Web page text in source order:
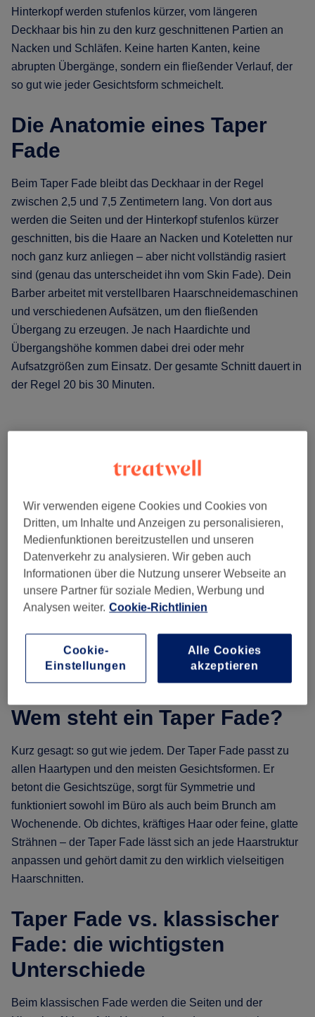
Hinterkopf werden stufenlos kürzer, vom längeren
Deckhaar bis hin zu den kurz geschnittenen Partien an
Nacken und Schläfen. Keine harten Kanten, keine
abrupten Übergänge, sondern ein fließender Verlauf, der
so gut wie jeder Gesichtsform schmeichelt.
Die Anatomie eines Taper
Fade
Beim Taper Fade bleibt das Deckhaar in der Regel
zwischen 2,5 und 7,5 Zentimetern lang. Von dort aus
werden die Seiten und der Hinterkopf stufenlos kürzer
geschnitten, bis die Haare an Nacken und Koteletten nur
noch ganz kurz anliegen – aber nicht vollständig rasiert
sind (genau das unterscheidet ihn vom Skin Fade). Dein
Barber arbeitet mit verstellbaren Haarschneidemaschinen
und verschiedenen Aufsätzen, um den fließenden
Übergang zu erzeugen. Je nach Haardichte und
Übergangshöhe kommen dabei drei oder mehr
Aufsatzgrößen zum Einsatz. Der gesamte Schnitt dauert in
der Regel 20 bis 30 Minuten.
Wem steht ein Taper Fade?
Kurz gesagt: so gut wie jedem. Der Taper Fade passt zu
allen Haartypen und den meisten Gesichtsformen. Er
betont die Gesichtszüge, sorgt für Symmetrie und
funktioniert sowohl im Büro als auch beim Brunch am
Wochenende. Ob dichtes, kräftiges Haar oder feine, glatte
Strähnen – der Taper Fade lässt sich an jede Haarstruktur
anpassen und gehört damit zu den wirklich vielseitigen
Haarschnitten.
Taper Fade vs. klassischer
Fade: die wichtigsten
Unterschiede
Beim klassischen Fade werden die Seiten und der
Wir verwenden eigene Cookies und Cookies von
Dritten, um Inhalte und Anzeigen zu personalisieren,
Medienfunktionen bereitzustellen und unseren
Datenverkehr zu analysieren. Wir geben auch
Informationen über die Nutzung unserer Webseite an
unsere Partner für soziale Medien, Werbung und
Analysen weiter. Cookie-Richtlinien
Cookie-
Einstellungen
Alle Cookies
akzeptieren